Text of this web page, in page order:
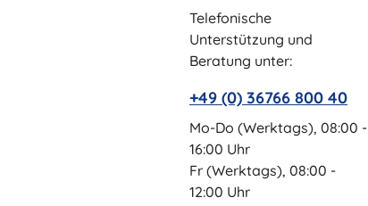
Telefonische
Unterstützung und
Beratung unter:
+49 (0) 36766 800 40
Mo-Do (Werktags), 08:00 -
16:00 Uhr
Fr (Werktags), 08:00 -
12:00 Uhr